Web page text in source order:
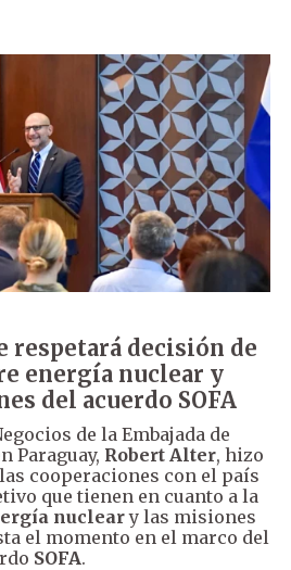
respetará decisión de
energía nuclear y
del acuerdo SOFA
de la Embajada de
Paraguay, Robert Alter, hizo
cooperaciones con el país
que tienen en cuanto a la
nucleary las misiones
el momento en el marco del
SOFA.